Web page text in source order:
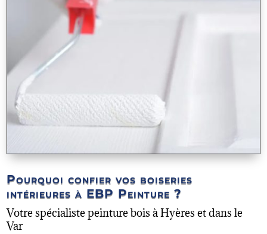
Pourquoi confier vos boiseries
intérieures à EBP Peinture ?
Votre spécialiste peinture bois à Hyères et dans le
Var